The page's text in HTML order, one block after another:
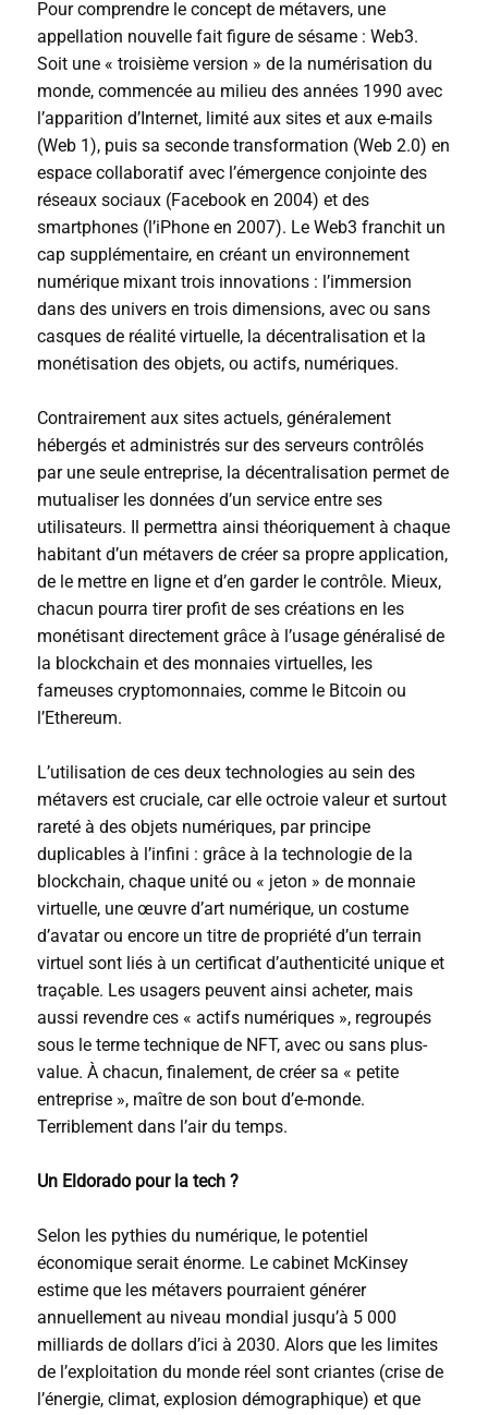
Pour comprendre le concept de métavers, une
appellation nouvelle fait figure de sésame : Web3.
Soit une « troisième version » de la numérisation du
monde, commencée au milieu des années 1990 avec
l’apparition d’Internet, limité aux sites et aux e-mails
(Web 1), puis sa seconde transformation (Web 2.0) en
espace collaboratif avec l’émergence conjointe des
réseaux sociaux (Facebook en 2004) et des
smartphones (l’iPhone en 2007). Le Web3 franchit un
cap supplémentaire, en créant un environnement
numérique mixant trois innovations : l’immersion
dans des univers en trois dimensions, avec ou sans
casques de réalité virtuelle, la décentralisation et la
monétisation des objets, ou actifs, numériques.
Contrairement aux sites actuels, généralement
hébergés et administrés sur des serveurs contrôlés
par une seule entreprise, la décentralisation permet de
mutualiser les données d’un service entre ses
utilisateurs. Il permettra ainsi théoriquement à chaque
habitant d’un métavers de créer sa propre application,
de le mettre en ligne et d’en garder le contrôle. Mieux,
chacun pourra tirer profit de ses créations en les
monétisant directement grâce à l’usage généralisé de
la blockchain et des monnaies virtuelles, les
fameuses cryptomonnaies, comme le Bitcoin ou
l’Ethereum.
L’utilisation de ces deux technologies au sein des
métavers est cruciale, car elle octroie valeur et surtout
rareté à des objets numériques, par principe
duplicables à l’infini : grâce à la technologie de la
blockchain, chaque unité ou « jeton » de monnaie
virtuelle, une œuvre d’art numérique, un costume
d’avatar ou encore un titre de propriété d’un terrain
virtuel sont liés à un certificat d’authenticité unique et
traçable. Les usagers peuvent ainsi acheter, mais
aussi revendre ces « actifs numériques », regroupés
sous le terme technique de NFT, avec ou sans plus-
value. À chacun, finalement, de créer sa « petite
entreprise », maître de son bout d’e-monde.
Terriblement dans l’air du temps.
Un Eldorado pour la tech ?
Selon les pythies du numérique, le potentiel
économique serait énorme. Le cabinet McKinsey
estime que les métavers pourraient générer
annuellement au niveau mondial jusqu’à 5 000
milliards de dollars d’ici à 2030. Alors que les limites
de l’exploitation du monde réel sont criantes (crise de
l’énergie, climat, explosion démographique) et que